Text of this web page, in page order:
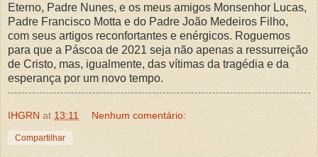
Eterno, Padre Nunes, e os meus amigos Monsenhor Lucas,
Padre Francisco Motta e do Padre João Medeiros Filho,
com seus artigos reconfortantes e enérgicos. Roguemos
para que a Páscoa de 2021 seja não apenas a ressurreição
de Cristo, mas, igualmente, das vítimas da tragédia e da
esperança por um novo tempo.
IHGRN at 13:11 Nenhum comentário:
Compartilhar